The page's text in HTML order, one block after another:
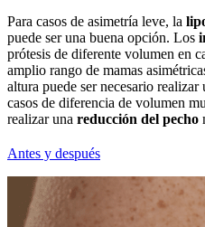
Para casos de asimetría leve, la
puede ser una buena opción. Los
prótesis de diferente volumen en
amplio rango de mamas
altura puede ser necesario realizar
casos de diferencia de volumen
realizar una reducción del pecho
Antes y después